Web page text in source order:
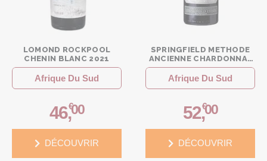
LOMOND ROCKPOOL
CHENIN BLANC 2021
Afrique Du Sud
46
,€00
DÉCOUVRIR
SPRINGFIELD METHODE
ANCIENNE CHARDONNAY
ROBERTSON BLANC
Afrique Du Sud
52
,€00
DÉCOUVRIR